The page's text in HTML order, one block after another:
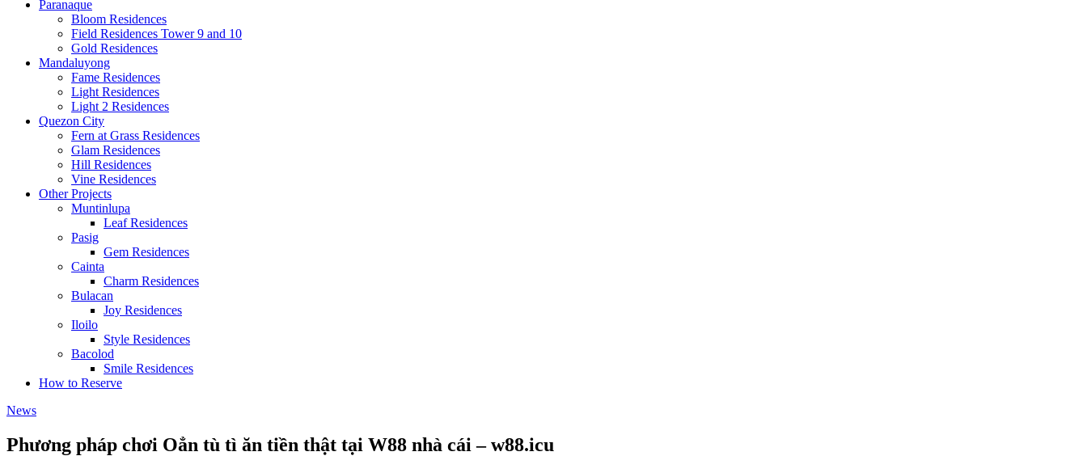
Paranaque
Bloom Residences
Field Residences Tower 9 and 10
Gold Residences
Mandaluyong
Fame Residences
Light Residences
Light 2 Residences
Quezon City
Fern at Grass Residences
Glam Residences
Hill Residences
Vine Residences
Other Projects
Muntinlupa
Leaf Residences
Pasig
Gem Residences
Cainta
Charm Residences
Bulacan
Joy Residences
Iloilo
Style Residences
Bacolod
Smile Residences
How to Reserve
News
Phương pháp chơi Oẳn tù tì ăn tiền thật tại W88 nhà cái – w88.icu